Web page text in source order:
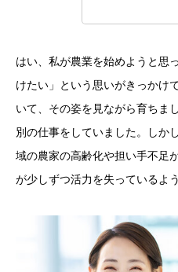
はい、私が農業を始めようと思
けたい」という思いがきっかけ
いて、その姿を見ながら育ちま
別の仕事をしていました。しか
域の農家の高齢化や担い手不足
が少しずつ活力を失っているよ